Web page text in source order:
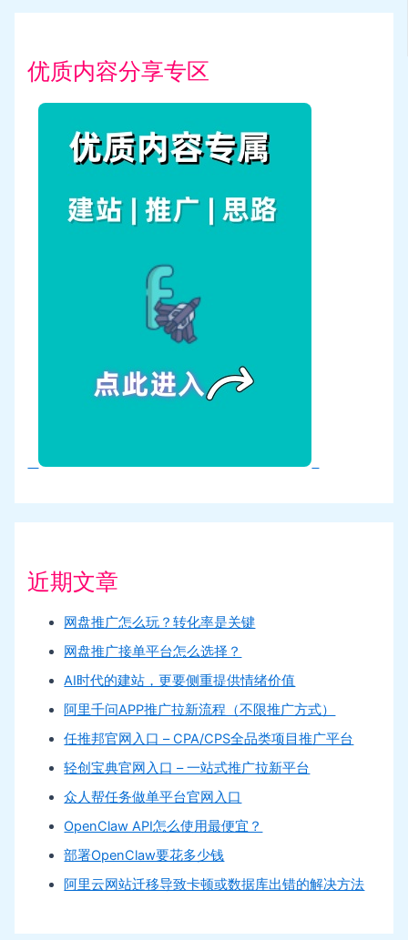
优质内容分享专区
近期文章
网盘推广怎么玩？转化率是关键
网盘推广接单平台怎么选择？
AI时代的建站，更要侧重提供情绪价值
阿里千问APP推广拉新流程（不限推广方式）
任推邦官网入口 – CPA/CPS全品类项目推广平台
轻创宝典官网入口 – 一站式推广拉新平台
众人帮任务做单平台官网入口
OpenClaw API怎么使用最便宜？
部署OpenClaw要花多少钱
阿里云网站迁移导致卡顿或数据库出错的解决方法